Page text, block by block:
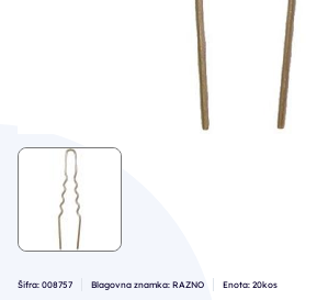
Šifra: 008757 Blagovna znamka: RAZNO Enota: 20kos